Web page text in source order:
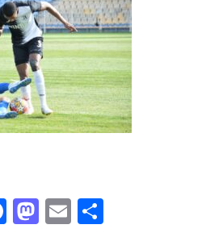
Facebook
Mastodon
Email